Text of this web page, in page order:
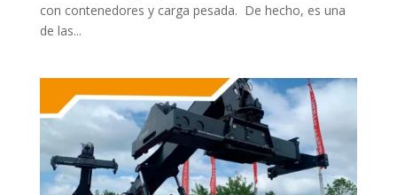
con contenedores y carga pesada. De hecho, es una
de las...